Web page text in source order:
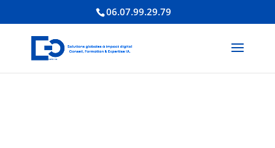
06.07.99.29.79